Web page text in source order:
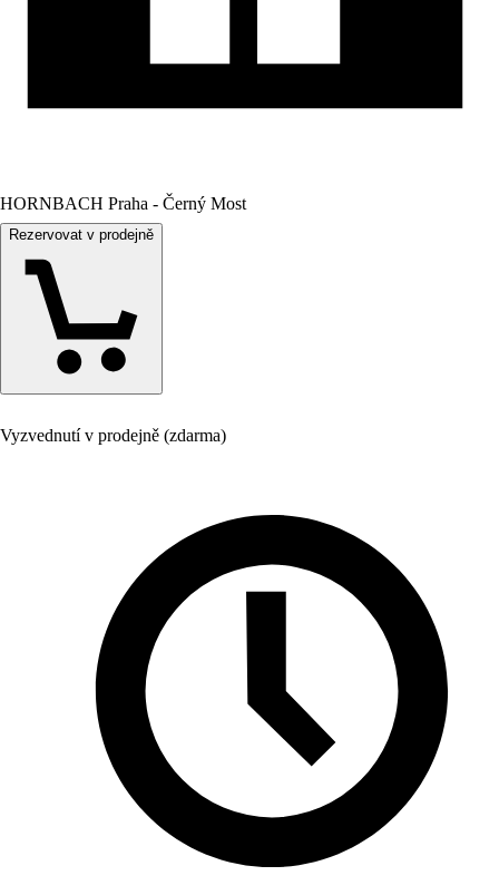
HORNBACH Praha - Černý Most
Rezervovat v prodejně
Vyzvednutí v prodejně (zdarma)